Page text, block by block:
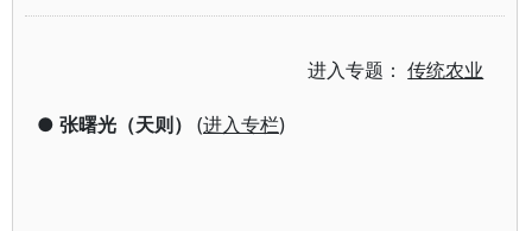
进入专题：传统农业
● 张曙光（天则） (进入专栏)